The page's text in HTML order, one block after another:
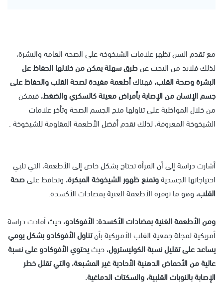
مع تقدم السن تظهر علامات الشيخوخة على الصحة العامة والبشرة،
لذلك فلابد من البحث عنطرق سهلة يمكن من خلالها الحفاظ عل
البشرة وصحة القلب،فهناكأطعمة مفيدة لصحة القلب والحفاظ على
جسم الإنسان من الإصابة بأمراض معينة كالسكري والضغط،فيمكن
من خلال المواظبة على تناولها منح الجسم الصحة وتأخر علامات
الشيخوخة المعروفة، لذلك نقدم أفضل الأطعمة المقاومة للشيخوخة .
أشارت دراسة إلى أن المرأة تحتاج بشكل خاص إلى الأطعمة، التي تلبي
احتياجاتها الجسديةوتمنع ظهور الشيخوخة المبكرة، وتحافظ علىصحة
القلب، وهو ما توفره الأطعمة الغنية بمضادات الأكسدة.
ومن الأطعمة الغنية بمضادات الأكسدة:الأفوكادو،حيث أفادت دراسة
أمريكية لمجلة جمعية القلب الأمريكية بأنتناول الأفوكادو بشكل يومي
يساعد على تقليل نسبة الكوليسترول،حيثيحتوي الأفوكادو على نسبة
عالية من الأحماض الدهنية الأحادية غير المشبعة، والتي تقلل خطر
الإصابة بالنوبات القلبية، والسكتات الدماغية.